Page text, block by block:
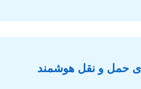
حمل و نقل هوشمند